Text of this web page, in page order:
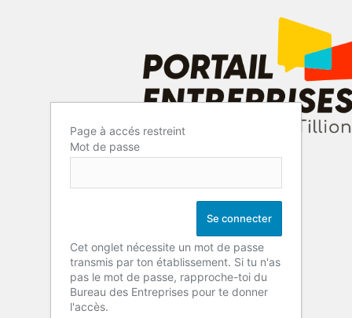
Page à accés restreint
Mot de passe
Cet onglet nécessite un mot de passe
transmis par ton établissement. Si tu n'as
pas le mot de passe, rapproche-toi du
Bureau des Entreprises pour te donner
l'accès.